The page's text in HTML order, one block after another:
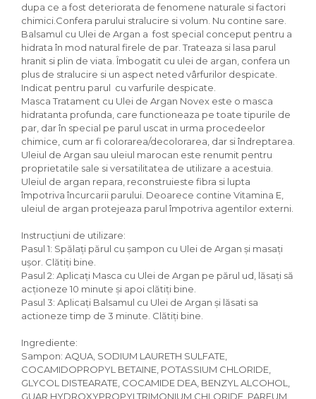
dupa ce a fost deteriorata de fenomene naturale si factori
chimici.Confera parului stralucire si volum. Nu contine sare.
Balsamul cu Ulei de Argan a fost special conceput pentru a
hidrata în mod natural firele de par. Trateaza si lasa parul
hranit si plin de viata. Îmbogatit cu ulei de argan, confera un
plus de stralucire si un aspect neted vârfurilor despicate.
Indicat pentru parul cu varfurile despicate.
Masca Tratament cu Ulei de Argan Novex este o masca
hidratanta profunda, care functioneaza pe toate tipurile de
par, dar în special pe parul uscat in urma procedeelor
chimice, cum ar fi colorarea/decolorarea, dar si îndreptarea.
Uleiul de Argan sau uleiul marocan este renumit pentru
proprietatile sale si versatilitatea de utilizare a acestuia.
Uleiul de argan repara, reconstruieste fibra si lupta
împotriva încurcarii parului. Deoarece contine Vitamina E,
uleiul de argan protejeaza parul împotriva agentilor externi.
Instrucțiuni de utilizare:
Pasul 1: Spălați părul cu șampon cu Ulei de Argan și masați
ușor. Clătiți bine.
Pasul 2: Aplicaţi Masca cu Ulei de Argan pe părul ud, lăsaţi să
acţioneze 10 minute şi apoi clătiţi bine.
Pasul 3: Aplicați Balsamul cu Ulei de Argan și lăsati sa
actioneze timp de 3 minute. Clătiți bine.
Ingrediente:
Sampon: AQUA, SODIUM LAURETH SULFATE,
COCAMIDOPROPYL BETAINE, POTASSIUM CHLORIDE,
GLYCOL DISTEARATE, COCAMIDE DEA, BENZYL ALCOHOL,
GUAR HYDROXYPROPYLTRIMONIUM CHLORIDE, PARFUM,